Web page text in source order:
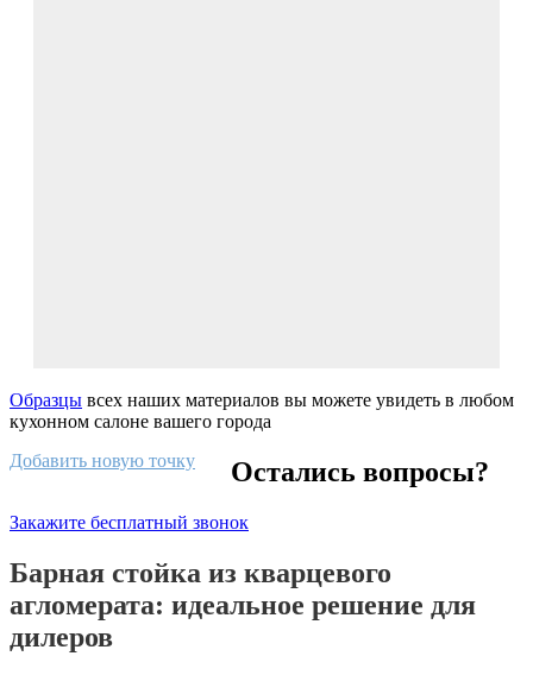
Образцы всех наших материалов вы можете увидеть в любом
кухонном салоне вашего города
Добавить новую точку
Остались вопросы?
Закажите бесплатный звонок
Барная стойка из кварцевого
агломерата: идеальное решение для
дилеров